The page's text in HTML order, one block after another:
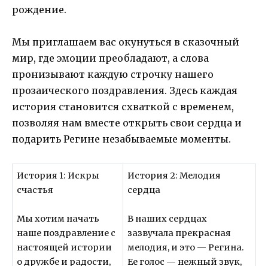
рождение.
Мы приглашаем вас окунуться в сказочный
мир, где эмоции преобладают, а слова
пронизывают каждую строчку нашего
прозаического поздравления. Здесь каждая
история становится схваткой с временем,
позволяя нам вместе открыть свои сердца и
подарить Регине незабываемые моменты.
История 1: Искры
счастья
Мы хотим начать
наше поздравление с
настоящей истории
о дружбе и радости,
История 2: Мелодия
сердца
В наших сердцах
зазвучала прекрасная
мелодия, и это — Регина.
Ее голос — нежный звук,